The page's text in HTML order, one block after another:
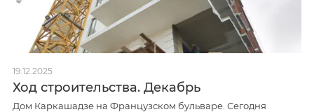
ENG
19.12.2025
Ход строительства. Декабрь
Дом Каркашадзе на Французском бульваре. Сегодня